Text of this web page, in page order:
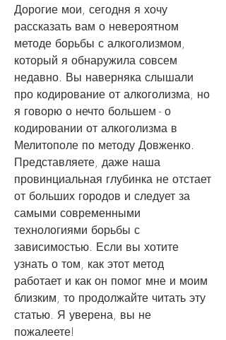
Дорогие мои, сегодня я хочу
рассказать вам о невероятном
методе борьбы с алкоголизмом,
который я обнаружила совсем
недавно. Вы наверняка слышали
про кодирование от алкоголизма, но
я говорю о нечто большем - о
кодировании от алкоголизма в
Мелитополе по методу Довженко.
Представляете, даже наша
провинциальная глубинка не отстает
от больших городов и следует за
самыми современными
технологиями борьбы с
зависимостью. Если вы хотите
узнать о том, как этот метод
работает и как он помог мне и моим
близким, то продолжайте читать эту
статью. Я уверена, вы не
пожалеете!